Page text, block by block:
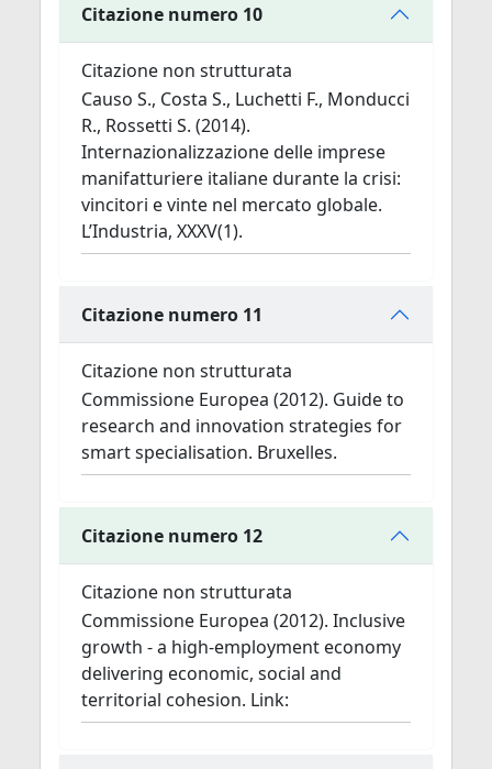
Citazione numero 10
Citazione non strutturata
Causo S., Costa S., Luchetti F., Monducci
R., Rossetti S. (2014).
Internazionalizzazione delle imprese
manifatturiere italiane durante la crisi:
vincitori e vinte nel mercato globale.
L’Industria, XXXV(1).
Citazione numero 11
Citazione non strutturata
Commissione Europea (2012). Guide to
research and innovation strategies for
smart specialisation. Bruxelles.
Citazione numero 12
Citazione non strutturata
Commissione Europea (2012). Inclusive
growth - a high-employment economy
delivering economic, social and
territorial cohesion. Link: